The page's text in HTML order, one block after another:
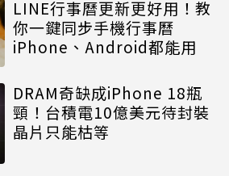
LINE行事曆更新更好用！教
你一鍵同步手機行事曆
iPhone、Android都能用
DRAM奇缺成iPhone 18瓶
頸！台積電10億美元待封裝
晶片只能枯等